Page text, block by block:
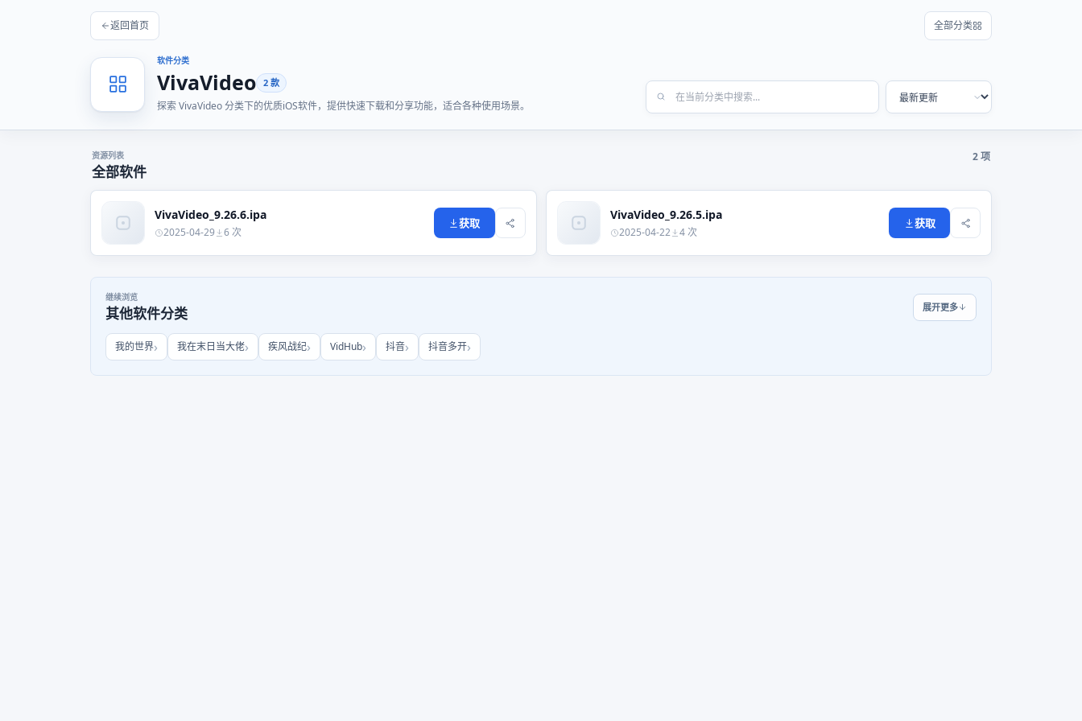
返回首页 全部分类
软件分类
VivaVideo 2 款
探索 VivaVideo 分类下的优质iOS软件，提供快速下载和分享功能，适合各种使用场景。
资源列表
全部软件
2 项
VivaVideo_9.26.6.ipa
2025-04-29 6 次
获取
VivaVideo_9.26.5.ipa
2025-04-22 4 次
获取
继续浏览
其他软件分类 展开更多
我的世界 我在末日当大佬 疾风战纪 VidHub 抖音 抖音多开